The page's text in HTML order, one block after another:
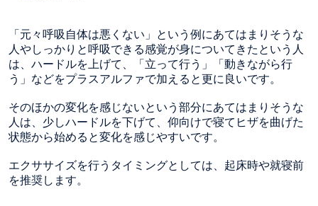
「元々呼吸自体は悪くない」という例にあてはまりそうな
人やしっかりと呼吸できる感覚が身についてきたという人
は、ハードルを上げて、「立って行う」「動きながら行
う」などをプラスアルファで加えると更に良いです。
そのほかの変化を感じないという部分にあてはまりそうな
人は、少しハードルを下げて、仰向けで寝てヒザを曲げた
状態から始めると変化を感じやすいです。
エクササイズを行うタイミングとしては、起床時や就寝前
を推奨します。